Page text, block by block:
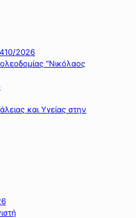
2026
"Νικόλαος
και Υγείας στην